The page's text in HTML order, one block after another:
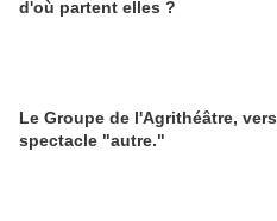
d'où partent elles ?
Le Groupe de l'Agrithéâtre,
spectacle "autre."